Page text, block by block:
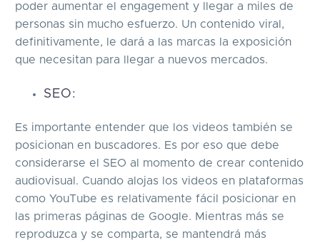
poder aumentar el engagement y llegar a miles de
personas sin mucho esfuerzo. Un contenido viral,
definitivamente, le dará a las marcas la exposición
que necesitan para llegar a nuevos mercados.
SEO:
Es importante entender que los videos también se
posicionan en buscadores. Es por eso que debe
considerarse el SEO al momento de crear contenido
audiovisual. Cuando alojas los videos en plataformas
como YouTube es relativamente fácil posicionar en
las primeras páginas de Google. Mientras más se
reproduzca y se comparta, se mantendrá más